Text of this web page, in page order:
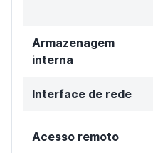
Armazenagem
interna
Interface de rede
Acesso remoto